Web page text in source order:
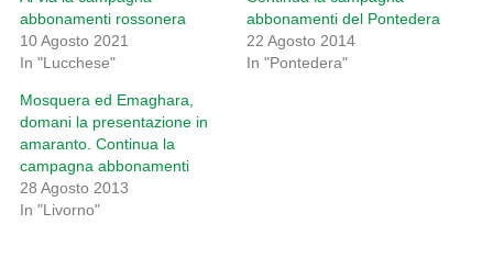
abbonamenti rossonera
10 Agosto 2021
In "Lucchese"
abbonamenti del Pontedera
22 Agosto 2014
In "Pontedera"
Mosquera ed Emaghara,
domani la presentazione in
amaranto. Continua la
campagna abbonamenti
28 Agosto 2013
In "Livorno"